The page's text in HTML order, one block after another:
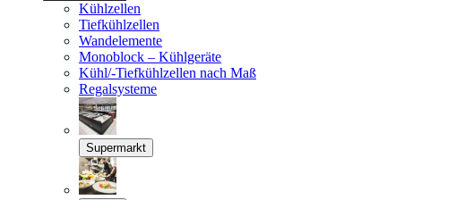
Kühlzellen
Tiefkühlzellen
Wandelemente
Monoblock – Kühlgeräte
Kühl/-Tiefkühlzellen nach Maß
Regalsysteme
Supermarkt